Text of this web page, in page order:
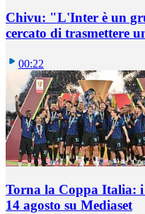
Chivu: "L'Inter è un
cercato di trasmettere
00:22
Torna la Coppa Italia:
14 agosto su Mediaset